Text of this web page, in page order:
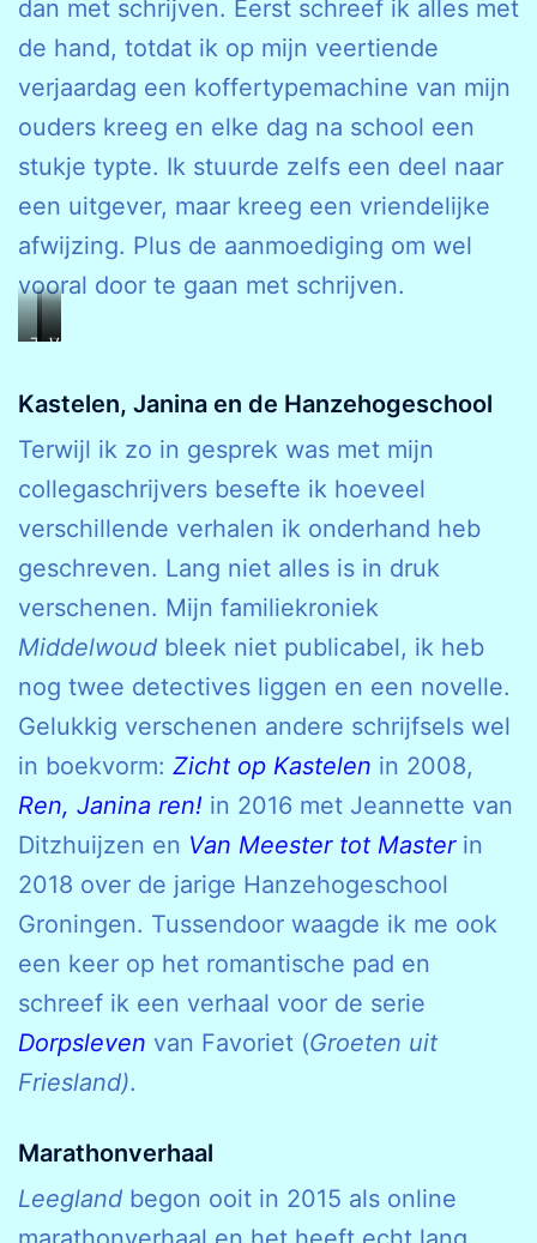
dan met schrijven. Eerst schreef ik alles met
de hand, totdat ik op mijn veertiende
verjaardag een koffertypemachine van mijn
ouders kreeg en elke dag na school een
stukje typte. Ik stuurde zelfs een deel naar
een uitgever, maar kreeg een vriendelijke
afwijzing. Plus de aanmoediging om wel
vooral door te gaan met schrijven.
Zicht
Kastelen
Ren,
ren!
Van
tot
Master
Kastelen, Janina en de Hanzehogeschool
Terwijl ik zo in gesprek was met mijn
collegaschrijvers besefte ik hoeveel
verschillende verhalen ik onderhand heb
geschreven. Lang niet alles is in druk
verschenen. Mijn familiekroniek
Middelwoud bleek niet publicabel, ik heb
nog twee detectives liggen en een novelle.
Gelukkig verschenen andere schrijfsels wel
in boekvorm: Zicht op Kastelen in 2008,
Ren, Janina ren! in 2016 met Jeannette van
Ditzhuijzen en Van Meester tot Masterin
2018 over de jarige Hanzehogeschool
Groningen. Tussendoor waagde ik me ook
een keer op het romantische pad en
schreef ik een verhaal voor de serie
Dorpsleven van Favoriet (Groeten uit
Friesland).
Marathonverhaal
Leegland begon ooit in 2015 als online